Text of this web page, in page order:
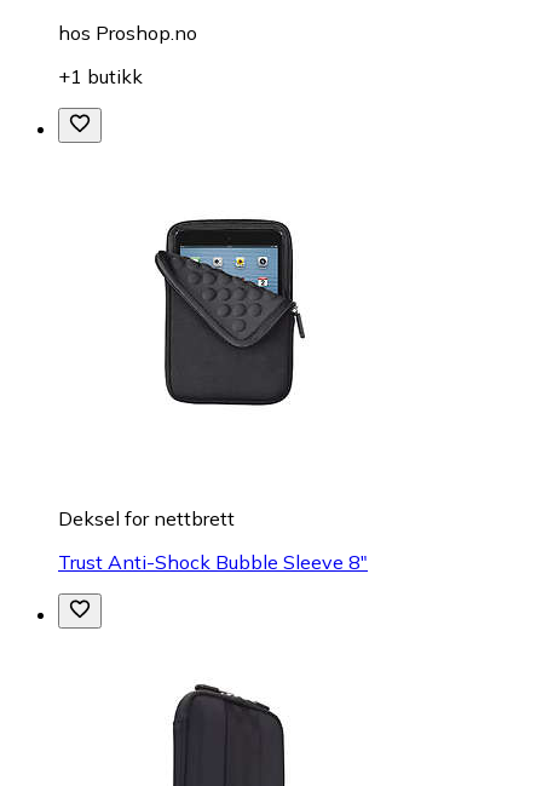
hos Proshop.no
+1 butikk
Deksel for nettbrett
Trust Anti-Shock Bubble Sleeve 8"